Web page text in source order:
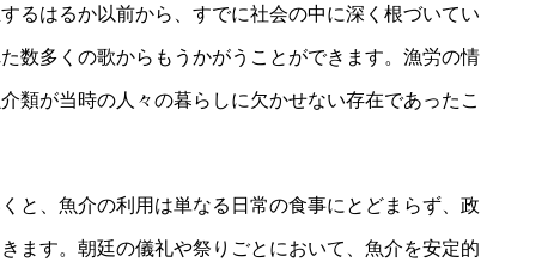
るはるか以前から、すでに社会の中に深く根づいてい
数多くの歌からもうかがうことができます。漁労の情
類が当時の人々の暮らしに欠かせない存在であったこ
と、魚介の利用は単なる日常の食事にとどまらず、政
ます。朝廷の儀礼や祭りごとにおいて、魚介を安定的